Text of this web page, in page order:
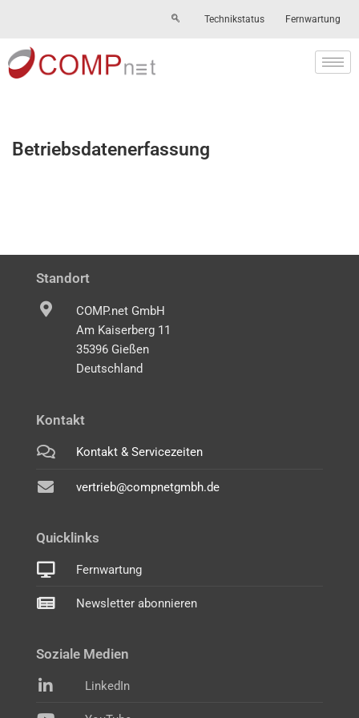
Skip
to
content
Technikstatus Fernwartung
Betriebsdatenerfassung
Standort
COMP.net GmbH
Am Kaiserberg 11
35396 Gießen
Deutschland
Kontakt
Kontakt & Servicezeiten
vertrieb@compnetgmbh.de
Quicklinks
Fernwartung
Newsletter abonnieren
Soziale Medien
LinkedIn